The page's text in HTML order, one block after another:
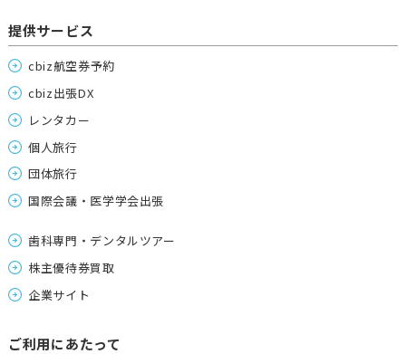
提供サービス
cbiz航空券予約
cbiz出張DX
レンタカー
個人旅行
団体旅行
国際会議・医学学会出張
歯科専門・デンタルツアー
株主優待券買取
企業サイト
ご利用にあたって